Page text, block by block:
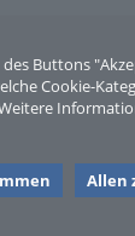
Buttons
Cookie-
Allen